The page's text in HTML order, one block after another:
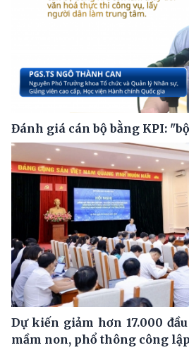
Đánh giá cán bộ bằng KPI:
Dự kiến giảm hơn 17.000
mầm non, phổ thông công lập